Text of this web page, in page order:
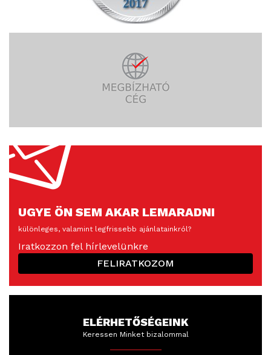
UGYE ÖN SEM AKAR LEMARADNI
különleges, valamint legfrissebb ajánlatainkról?
Iratkozzon fel hírlevelünkre
FELIRATKOZOM
ELÉRHETŐSÉGEINK
Keressen Minket bizalommal